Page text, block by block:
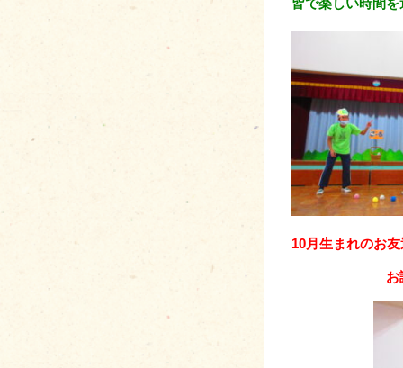
皆で楽しい時間
10月生まれのお
お誕生日お